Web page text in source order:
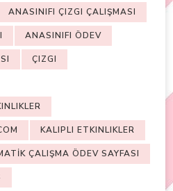
ANASINIFI ÇIZGI ÇALIŞMASI
ANASINIFI ÖDEV
ÇIZGI
KALIPLI ETKINLIKLER
ÇALIŞMA ÖDEV SAYFASI